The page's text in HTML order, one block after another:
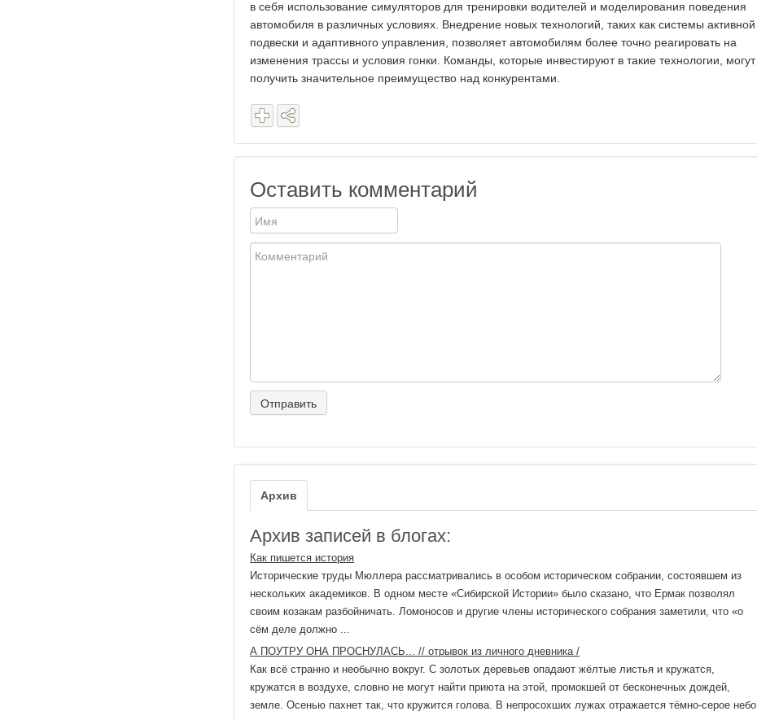
в себя использование симуляторов для тренировки водителей и моделирования поведения
автомобиля в различных условиях. Внедрение новых технологий, таких как системы активной
подвески и адаптивного управления, позволяет автомобилям более точно реагировать на
изменения трассы и условия гонки. Команды, которые инвестируют в такие технологии, могут
получить значительное преимущество над конкурентами.
Оставить комментарий
Архив
Архив записей в блогах:
Как пишется история
Исторические труды Мюллера рассматривались в особом историческом собрании, состоявшем из
нескольких академиков. В одном месте «Сибирской Истории» было сказано, что Ермак позволял
своим козакам разбойничать. Ломоносов и другие члены исторического собрания заметили, что «о
сём деле должно ...
А ПОУТРУ ОНА ПРОСНУЛАСЬ... // отрывок из личного дневника /
Как всё странно и необычно вокруг. С золотых деревьев опадают жёлтые листья и кружатся,
кружатся в воздухе, словно не могут найти приюта на этой, промокшей от бесконечных дождей,
земле. Осенью пахнет так, что кружится голова. В непросохших лужах отражается тёмно-серое небо,